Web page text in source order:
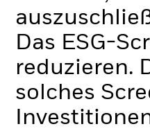
Das ESG-
reduzieren.
solches